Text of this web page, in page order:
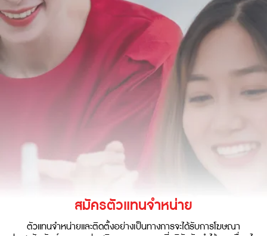
สมัครตัวแทนจำหน่าย
ตัวแทนจำหน่ายและติดตั้งอย่างเป็นทางการจะได้รับการโฆษณา